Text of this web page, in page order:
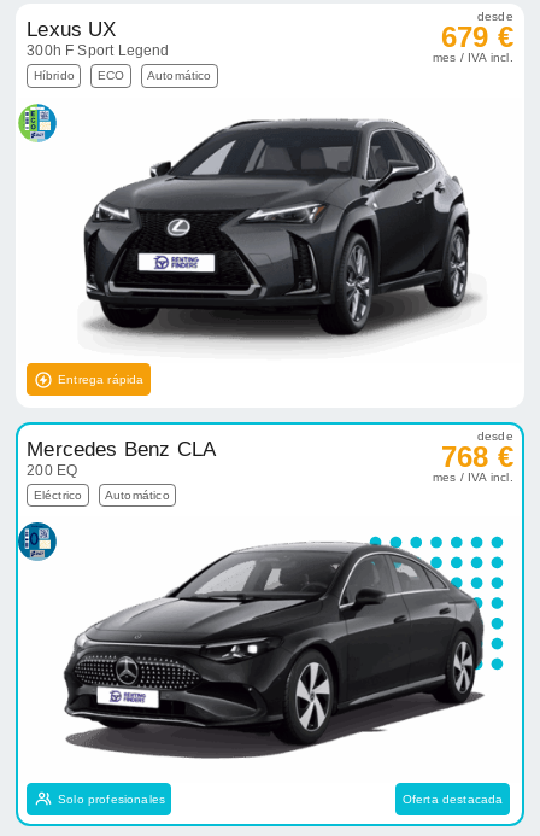
Lexus UX
300h F Sport Legend
Híbrido ECO Automático
desde
679 €
mes / IVA incl.
Entrega rápida
Mercedes Benz CLA
200 EQ
Eléctrico Automático
desde
768 €
mes / IVA incl.
Solo profesionales Oferta destacada